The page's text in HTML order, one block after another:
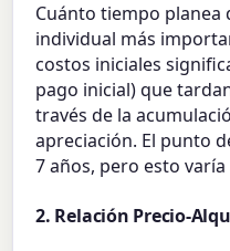
Cuánto tiempo planea
individual más
costos iniciales
pago inicial) que
través de la
apreciación. El punto
7 años, pero esto
2. Relación Precio-